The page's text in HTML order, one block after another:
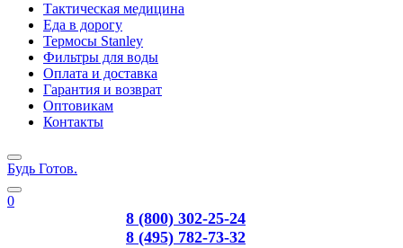
Тактическая медицина
Еда в дорогу
Термосы Stanley
Фильтры для воды
Оплата и доставка
Гарантия и возврат
Оптовикам
Контакты
Будь Готов.
0
8 (800) 302-25-24
8 (495) 782-73-32